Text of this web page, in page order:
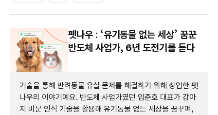
펫나우 : ‘유기동물 없는 세상’ 꿈꾼
반도체 사업가, 6년 도전기를 듣다
기술을 통해 반려동물 유실 문제를 해결하기 위해 창업한 펫
나우의 이야기예요. 반도체 사업가였던 임준호 대표가 강아
지 비문 인식 기술을 활용해 유기동물 없는 세상을 꿈꾸며,